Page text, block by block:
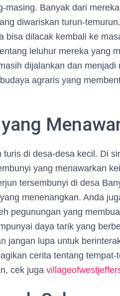
masing. Banyak dari
diwariskan turun-
bisa dilacak kembali ke
leluhur mereka yang
dijalankan dan menjadi
agraris yang
di desa-desa kecil. Di
yang menawarkan
tersembunyi di desa
menenangkan. Anda
pegunungan yang
daya tarik yang
jangan lupa untuk
cerita tentang tempat-
cek juga